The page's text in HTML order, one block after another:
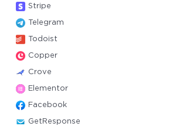
Stripe
Telegram
Todoist
Copper
Crove
Elementor
Facebook
GetResponse